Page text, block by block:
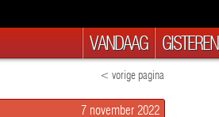
VANDAAG GISTEREN
< vorige pagina
7 november 2022